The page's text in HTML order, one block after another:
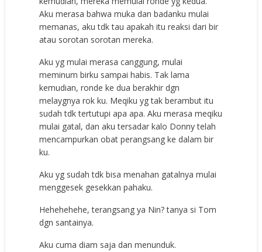
Aku merasa bahwa muka dan badanku mulai
memanas, aku tdk tau apakah itu reaksi dari bir
atau sorotan sorotan mereka.
Aku yg mulai merasa canggung, mulai
meminum birku sampai habis. Tak lama
kemudian, ronde ke dua berakhir dgn
melaygnya rok ku. Meqiku yg tak berambut itu
sudah tdk tertutupi apa apa. Aku merasa meqiku
mulai gatal, dan aku tersadar kalo Donny telah
mencampurkan obat perangsang ke dalam bir
ku.
Aku yg sudah tdk bisa menahan gatalnya mulai
menggesek gesekkan pahaku.
Hehehehehe, terangsang ya Nin? tanya si Tom
dgn santainya.
Aku cuma diam saja dan menunduk.